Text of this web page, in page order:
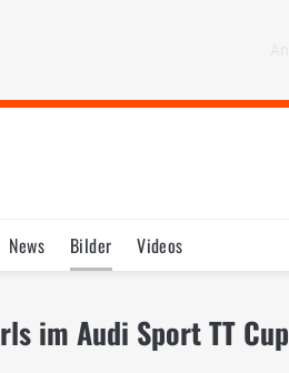
News Bilder Videos
im Audi Sport TT Cup